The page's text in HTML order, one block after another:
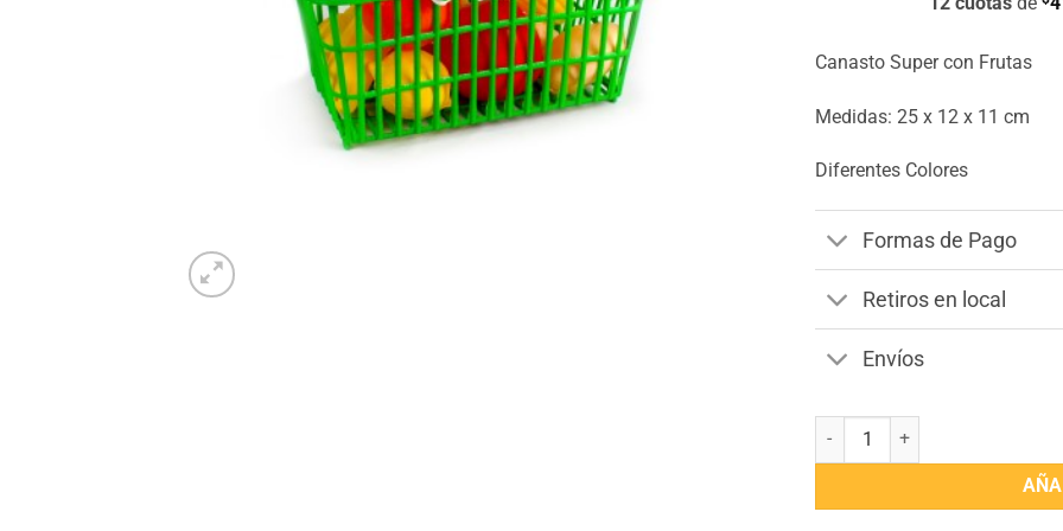
Canasto Super con Frutas
Medidas: 25 x 12 x 11 cm
Diferentes Colores
Formas de Pago
Retiros en local
Envíos
Canasto Super con Frutas